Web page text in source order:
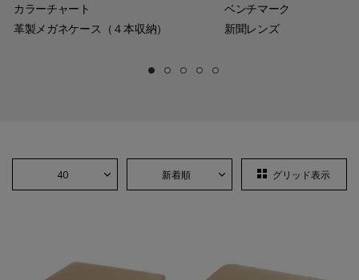
カラーチャート
革製メガネケース（４本収納）
ベンチマーク
新聞レンズ
40 新着順 グリッド表示